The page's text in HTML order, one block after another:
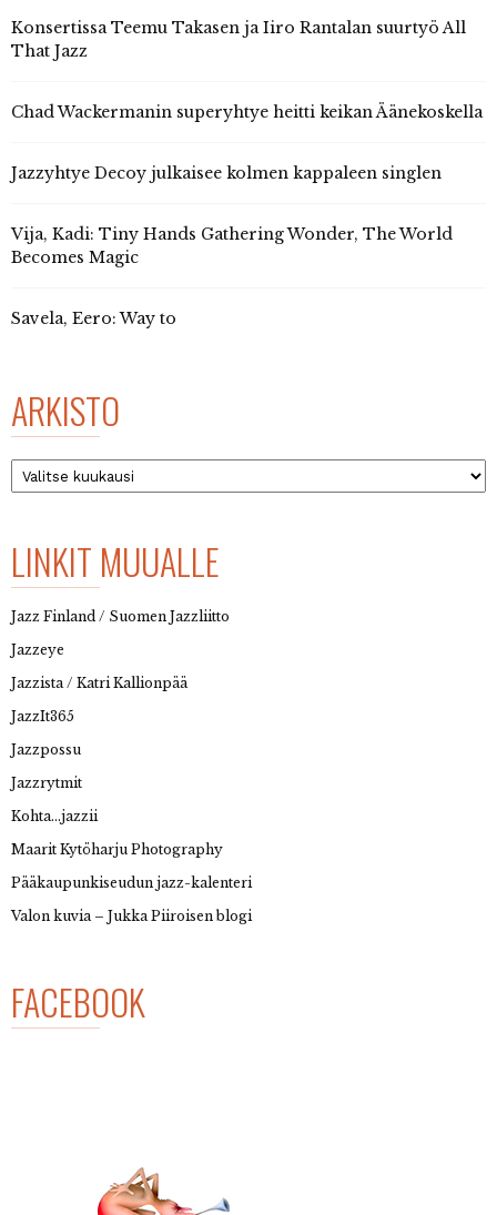
Konsertissa Teemu Takasen ja Iiro Rantalan suurtyö All
That Jazz
Chad Wackermanin superyhtye heitti keikan Äänekoskella
Jazzyhtye Decoy julkaisee kolmen kappaleen singlen
Vija, Kadi: Tiny Hands Gathering Wonder, The World
Becomes Magic
Savela, Eero: Way to
ARKISTO
Arkisto
LINKIT MUUALLE
Jazz Finland / Suomen Jazzliitto
Jazzeye
Jazzista / Katri Kallionpää
JazzIt365
Jazzpossu
Jazzrytmit
Kohta…jazzii
Maarit Kytöharju Photography
Pääkaupunkiseudun jazz-kalenteri
Valon kuvia – Jukka Piiroisen blogi
FACEBOOK